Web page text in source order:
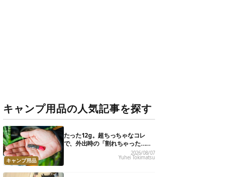
キャンプ用品の人気記事を探す
キャンプ用品
たった12g。超ちっちゃなコレ
で、外出時の「割れちゃった…」
2026/08/07
Yuhei Tokimatsu